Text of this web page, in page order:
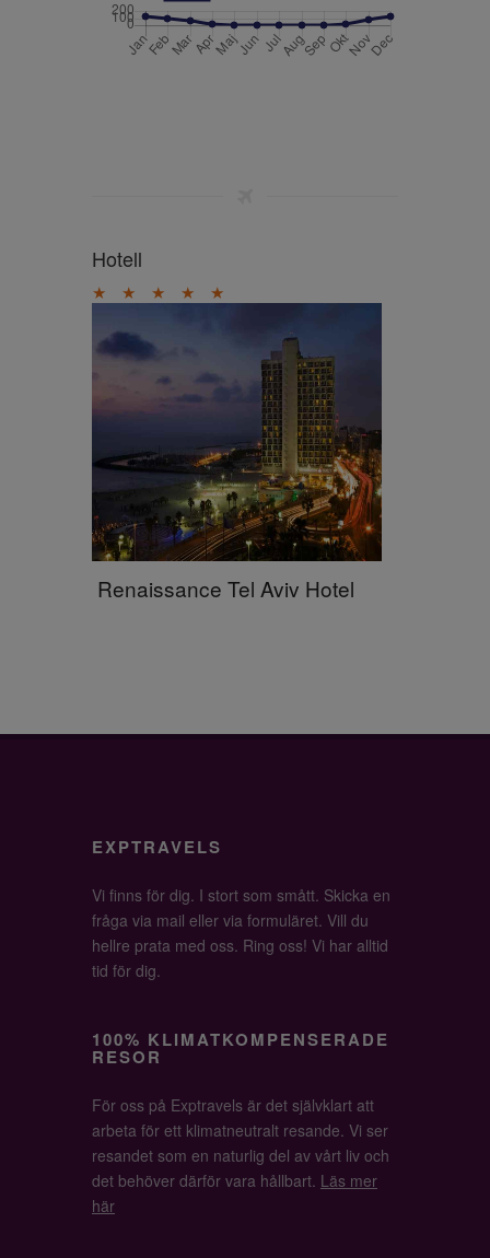
Hotell
★ ★ ★ ★ ★
Renaissance Tel Aviv Hotel
EXPTRAVELS
Vi finns för dig. I stort som smått. Skicka en
fråga via mail eller via formuläret. Vill du
hellre prata med oss. Ring oss! Vi har alltid
tid för dig.
100% KLIMATKOMPENSERADE
RESOR
För oss på Exptravels är det självklart att
arbeta för ett klimatneutralt resande. Vi ser
resandet som en naturlig del av vårt liv och
det behöver därför vara hållbart. Läs mer
här